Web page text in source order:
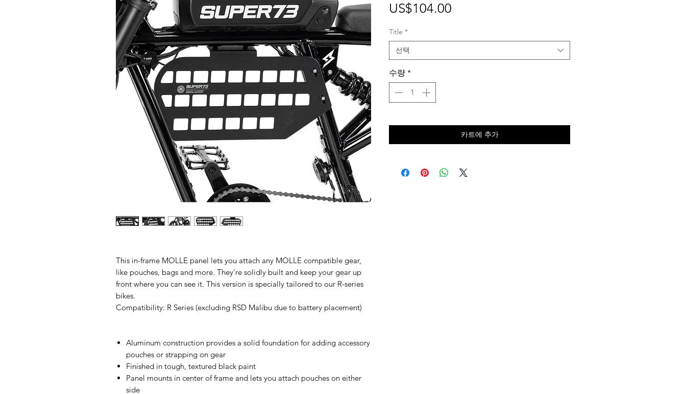
This in-frame MOLLE panel lets you attach any MOLLE compatible gear,
like pouches, bags and more. They’re solidly built and keep your gear up
front where you can see it. This version is specially tailored to our R-series
bikes.
Compatibility: R Series (excluding RSD Malibu due to battery placement)
Aluminum construction provides a solid foundation for adding accessory
pouches or strapping on gear
Finished in tough, textured black paint
Panel mounts in center of frame and lets you attach pouches on either
side
US$104.00
Title *
선택
수량 *
카트에 추가